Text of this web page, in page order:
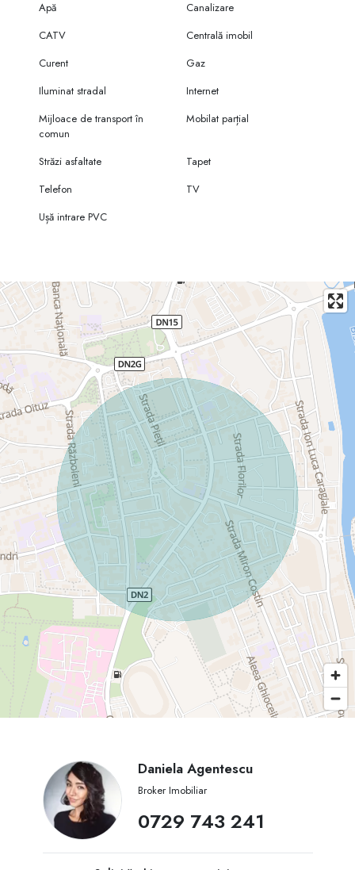
Apă
Canalizare
CATV
Centrală imobil
Curent
Gaz
Iluminat stradal
Internet
Mijloace de transport în
comun
Mobilat parțial
Străzi asfaltate
Tapet
Telefon
TV
Ușă intrare PVC
Daniela Agentescu
Broker Imobiliar
0729 743 241